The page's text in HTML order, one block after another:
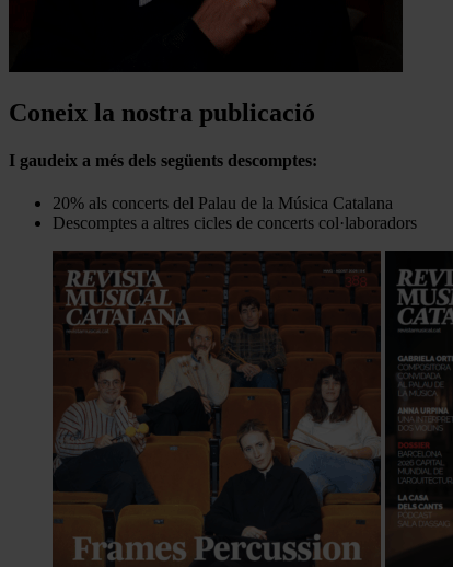
Coneix la nostra publicació
I gaudeix a més dels següents descomptes:
20% als concerts del Palau de la Música Catalana
Descomptes a altres cicles de concerts col·laboradors